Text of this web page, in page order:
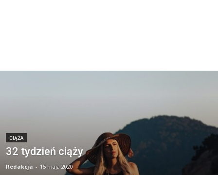
CIĄŻA
32 tydzień ciąży
Redakcja - 15 maja 2020